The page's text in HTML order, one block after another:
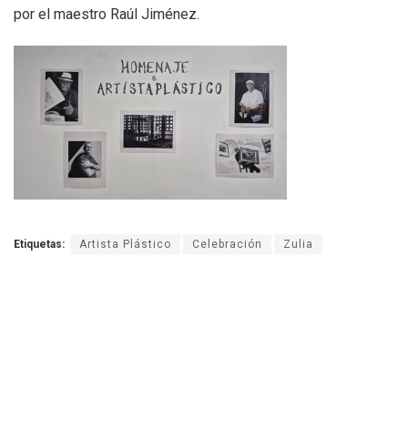
por el maestro Raúl Jiménez.
Etiquetas: Artista Plástico Celebración Zulia